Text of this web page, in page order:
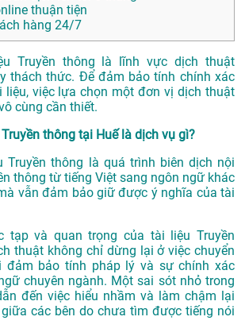
thuận tiện
hàng 24/7
Truyền thông là lĩnh vực dịch thuật
thách thức. Để đảm bảo tính chính xác
liệu, việc lựa chọn một đơn vị dịch thuật
cùng cần thiết.
thông tại Huế là dịch vụ gì?
Truyền thông là quá trình biên dịch nội
thông từ tiếng Việt sang ngôn ngữ khác
vẫn đảm bảo giữ được ý nghĩa của tài
tạp và quan trọng của tài liệu Truyền
thuật không chỉ dừng lại ở việc chuyển
đảm bảo tính pháp lý và sự chính xác
chuyên ngành. Một sai sót nhỏ trong
đến việc hiểu nhầm và làm chậm lại
các bên do chưa tìm được tiếng nói